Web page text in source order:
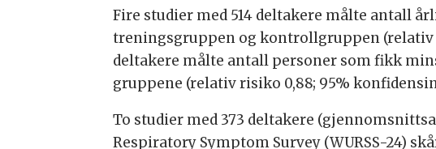
Fire studier med 514 deltakere målte antall
treningsgruppen og kontrollgruppen (relativ
deltakere målte antall personer som fikk
gruppene (relativ risiko 0,88; 95%
To studier med 373 deltakere
Respiratory Symptom Survey (WURSS-24)